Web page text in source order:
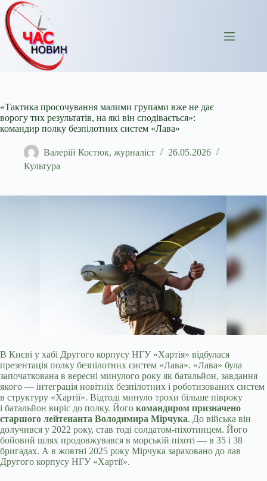
Перейти
до
вмісту
«Тактика просочування малими групами вже не дає
ворогу тих результатів, на які він сподівається»:
командир полку безпілотних систем «Лава»
Валерій Костюк, журналіст
26.05.2026
Культура
В Києві у хабі Другого корпусу НГУ «Хартія» відбулася
презентація полку безпілотних систем «Лава». «Лава» була
започаткована в вересні минулого року як батальйон, завдання
якого — інтеграція новітніх безпілотних і роботизованих систем
в структуру «Хартії». Відтоді минуло трохи більше півроку
і батальйон виріс до полку. Його командиром призначено
старшого лейтенанта Володимира Мірчука. До війська він
долучився у 2022 року, став тоді солдатом-піхотинцем. Його
бойовий шлях продовжувався в морській піхоті — в 35 і 38
бригадах. А в жовтні 2025 року Мірчука зараховано до лав
Другого корпусу НГУ «Хартії».